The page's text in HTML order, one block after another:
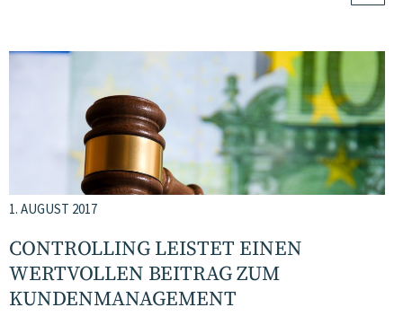
1. AUGUST 2017
CONTROLLING LEISTET EINEN
WERTVOLLEN BEITRAG ZUM
KUNDENMANAGEMENT